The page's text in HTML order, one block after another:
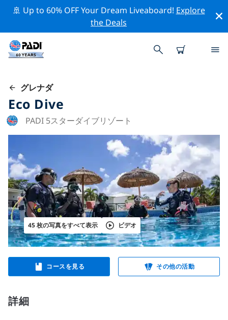
🚢 Up to 60% OFF Your Dream Liveaboard! Explore
the Deals
グレナダ
Eco Dive
PADI 5スターダイブリゾート
45 枚の写真をすべて表示 ビデオ
コースを見る その他の活動
詳細